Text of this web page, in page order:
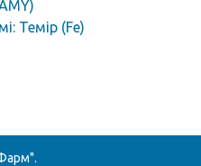
Темір (Fe)
.